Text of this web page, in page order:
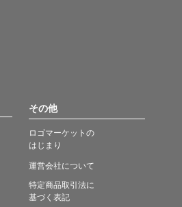
その他
ロゴマーケットの
はじまり
運営会社について
特定商品取引法に
基づく表記